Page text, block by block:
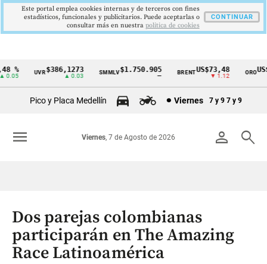
Cintillo
Colombia
% UVR$386,1273
▲ 0.03
SMMLV$1.750.905 BRENTUS$73,48
▼ 1.12
ORO
Pico y Placa Medellín Viernes 7 y 9 7 y 9
person search
Viernes, 7 de Agosto de 2026
menu
Dos parejas colombianas
participarán en The Amazing
Race Latinoamérica
Este portal emplea cookies internas y de terceros con fines
estadísticos, funcionales y publicitarios. Puede aceptarlas o
consultar más en nuestra politica de cookies
CONTINUAR